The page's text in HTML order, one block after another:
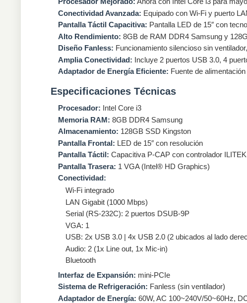
Conectividad Avanzada: Equipado con Wi-Fi y puerto
Pantalla Táctil Capacitiva: Pantalla LED de 15″ con
Alto Rendimiento: 8GB de RAM DDR4 Samsung y
Diseño Fanless: Funcionamiento silencioso sin
Amplia Conectividad: Incluye 2 puertos USB 3.0, 4
Adaptador de Energía Eficiente: Fuente de
Especificaciones Técnicas
Procesador: Intel Core i3
Memoria RAM: 8GB DDR4 Samsung
Almacenamiento: 128GB SSD Kingston
Pantalla Frontal: LED de 15″ con resolución
Pantalla Táctil: Capacitiva P-CAP con controlador ILITEK
Pantalla Trasera: 1 VGA (Intel® HD Graphics)
Conectividad:
Wi-Fi integrado
LAN Gigabit (1000 Mbps)
Serial (RS-232C): 2 puertos DSUB-9P
VGA: 1
USB: 2x USB 3.0 | 4x USB 2.0 (2 ubicados al lado
Audio: 2 (1x Line out, 1x Mic-in)
Bluetooth
Interfaz de Expansión: mini-PCIe
Sistema de Refrigeración: Fanless (sin ventilador)
Adaptador de Energía: 60W, AC 100~240V/50~60Hz,